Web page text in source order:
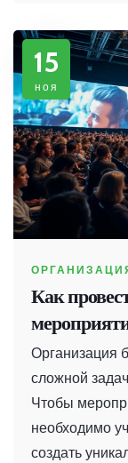
рынка. Также
личного и
15
ноя
Как
Организация
сложной
Чтобы
необходимо
создать